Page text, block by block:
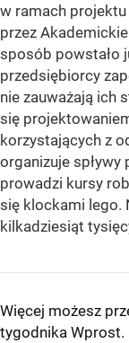
w ramach projektu
przez
sposób powstało
przedsiębiorcy
nie zauważają ich
się
korzystających z
organizuje spływy
prowadzi kursy
się klockami lego.
kilkadziesiąt
Więcej możesz
tygodnika Wprost.